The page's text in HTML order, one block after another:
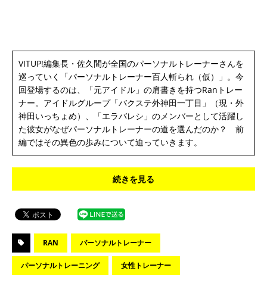
VITUP!編集長・佐久間が全国のパーソナルトレーナーさんを
巡っていく「パーソナルトレーナー百人斬られ（仮）」。今
回登場するのは、「元アイドル」の肩書きを持つRanトレー
ナー。アイドルグループ「バクステ外神田一丁目」（現・外
神田いっちょめ）、「エラバレシ」のメンバーとして活躍し
た彼女がなぜパーソナルトレーナーの道を選んだのか？ 前
編ではその異色の歩みについて迫っていきます。
続きを見る
RAN パーソナルトレーナー
パーソナルトレーニング 女性トレーナー